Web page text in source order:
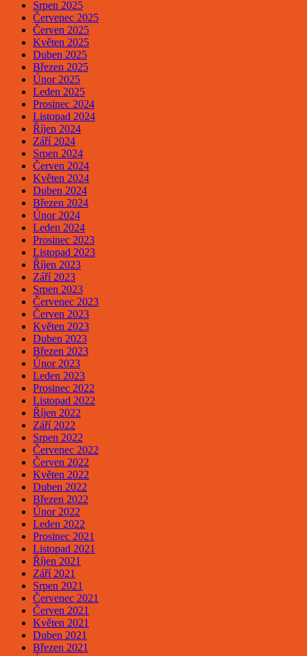
Srpen 2025
Červenec 2025
Červen 2025
Květen 2025
Duben 2025
Březen 2025
Únor 2025
Leden 2025
Prosinec 2024
Listopad 2024
Říjen 2024
Září 2024
Srpen 2024
Červen 2024
Květen 2024
Duben 2024
Březen 2024
Únor 2024
Leden 2024
Prosinec 2023
Listopad 2023
Říjen 2023
Září 2023
Srpen 2023
Červenec 2023
Červen 2023
Květen 2023
Duben 2023
Březen 2023
Únor 2023
Leden 2023
Prosinec 2022
Listopad 2022
Říjen 2022
Září 2022
Srpen 2022
Červenec 2022
Červen 2022
Květen 2022
Duben 2022
Březen 2022
Únor 2022
Leden 2022
Prosinec 2021
Listopad 2021
Říjen 2021
Září 2021
Srpen 2021
Červenec 2021
Červen 2021
Květen 2021
Duben 2021
Březen 2021